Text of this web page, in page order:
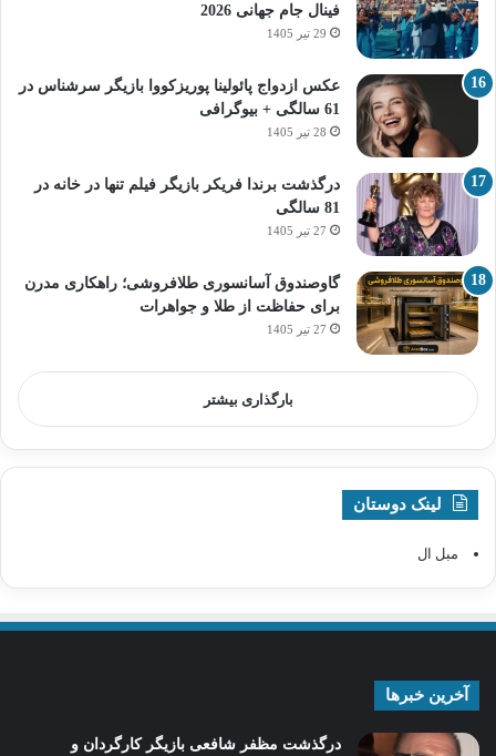
فینال جام جهانی 2026
29 تیر 1405
عکس ازدواج پائولینا پوریزکووا بازیگر سرشناس در
61 سالگی + بیوگرافی
28 تیر 1405
درگذشت برندا فریکر بازیگر فیلم تنها در خانه در
81 سالگی
27 تیر 1405
گاوصندوق آسانسوری طلافروشی؛ راهکاری مدرن
برای حفاظت از طلا و جواهرات
27 تیر 1405
بارگذاری بیشتر
لینک دوستان
مبل ال
آخرین خبرها
درگذشت مظفر شافعی بازیگر کارگردان و